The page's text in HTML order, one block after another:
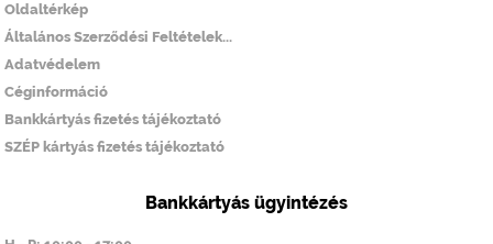
Oldaltérkép
Általános Szerződési Feltételek...
Adatvédelem
Céginformáció
Bankkártyás fizetés tájékoztató
SZÉP kártyás fizetés tájékoztató
Bankkártyás ügyintézés